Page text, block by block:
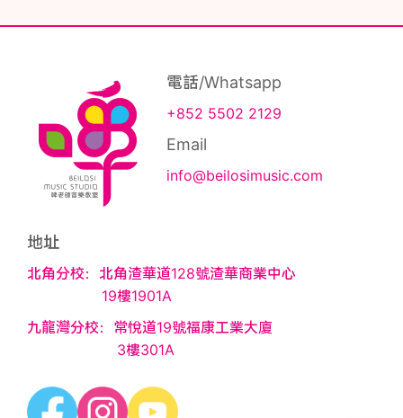
電話/Whatsapp
+852 5502 2129
Email
info@beilosimusic.com
地址
北角分校：北角渣華道128號渣華商業中心
19樓1901A
九龍灣分校：常悅道19號福康工業大廈
3樓301A